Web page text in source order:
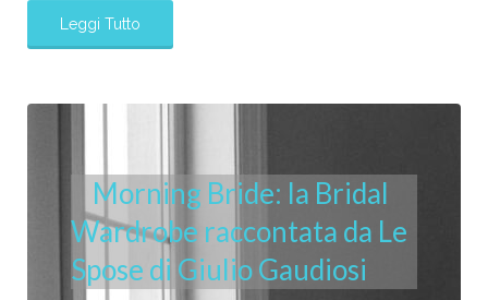
Leggi Tutto
Morning Bride: la Bridal
Wardrobe raccontata da Le
Spose di Giulio Gaudiosi